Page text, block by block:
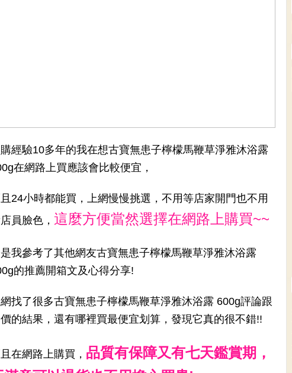
經驗10多年的我在想古寶無患子檸檬馬鞭草淨雅沐浴露
在網路上買應該會比較便宜，
24小時都能買，上網慢慢挑選，不用等店家開門也不用
員臉色， 這麼方便當然選擇在網路上購買~~
我參考了其他網友古寶無患子檸檬馬鞭草淨雅沐浴露
的推薦開箱文及心得分享!
找了很多古寶無患子檸檬馬鞭草淨雅沐浴露 600g評論跟
的結果，還有哪裡買最便宜划算，發現它真的很不錯!!
在網路上購買， 品質有保障又有七天鑑賞期，